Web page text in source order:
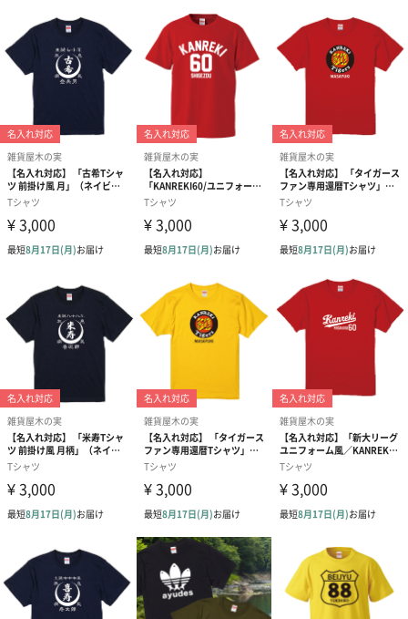
ギフトラッピング
オプションでギフトラッピングとメッセージシールをお付けしま
す。
※ギフトラッピングは有料オプションです
雑貨屋木の実
に名前をプリントした世界で一枚のTシャツをお届けします。
商品詳細情報
素材／繊維
綿100％
サイズ
S／M／L／XL
商品オプション情報
ギフトラッピンク